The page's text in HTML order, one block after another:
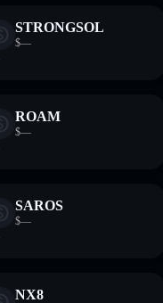
STRONGSOL
$—
ROAM
$—
SAROS
$—
NX8